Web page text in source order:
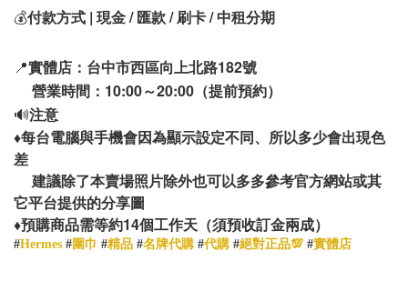
💰付款方式 | 現金 / 匯款 / 刷卡 / 中租分期
📍實體店：台中市西區向上北路182號
營業時間：10:00～20:00（提前預約）
🔊注意
♦️每台電腦與手機會因為顯示設定不同、所以多少會出現色
差
建議除了本賣場照片除外也可以多多參考官方網站或其
它平台提供的分享圖
♦️預購商品需等約14個工作天（須預收訂金兩成）
#Hermes #圍巾 #精品 #名牌代購 #代購 #絕對正品💯 #實體店